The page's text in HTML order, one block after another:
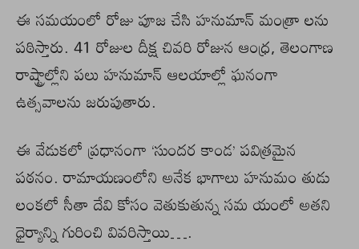
ఈ సమయంలో రోజు పూజ చేసి హనుమాన్ మంత్రా లను
పఠిస్తారు. 41 రోజుల దీక్ష చివరి రోజున ఆంధ్ర, తెలంగాణ
రాష్ట్రాల్లోని పలు హనుమాన్ ఆలయాల్లో ఘనంగా
ఉత్సవాలను జరుపుతారు.
ఈ వేడుకలో ప్రధానంగా ‘సుందర కాండ’ పవిత్రమైన
పఠనం. రామాయణంలోని అనేక భాగాలు హనుమం తుడు
లంకలో సీతా దేవి కోసం వెతుకుతున్న సమ యంలో అతని
ధైర్యాన్ని గురించి వివరిస్తాయి….